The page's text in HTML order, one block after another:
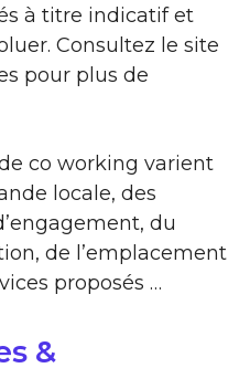
à titre indicatif et
Consultez le site
pour plus de
co working varient
locale, des
du
de l’emplacement
proposés …
&